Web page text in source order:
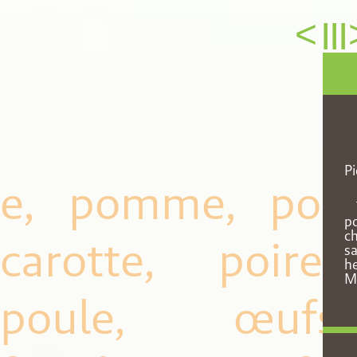
III
<
e, pomme,
carotte,
poule,